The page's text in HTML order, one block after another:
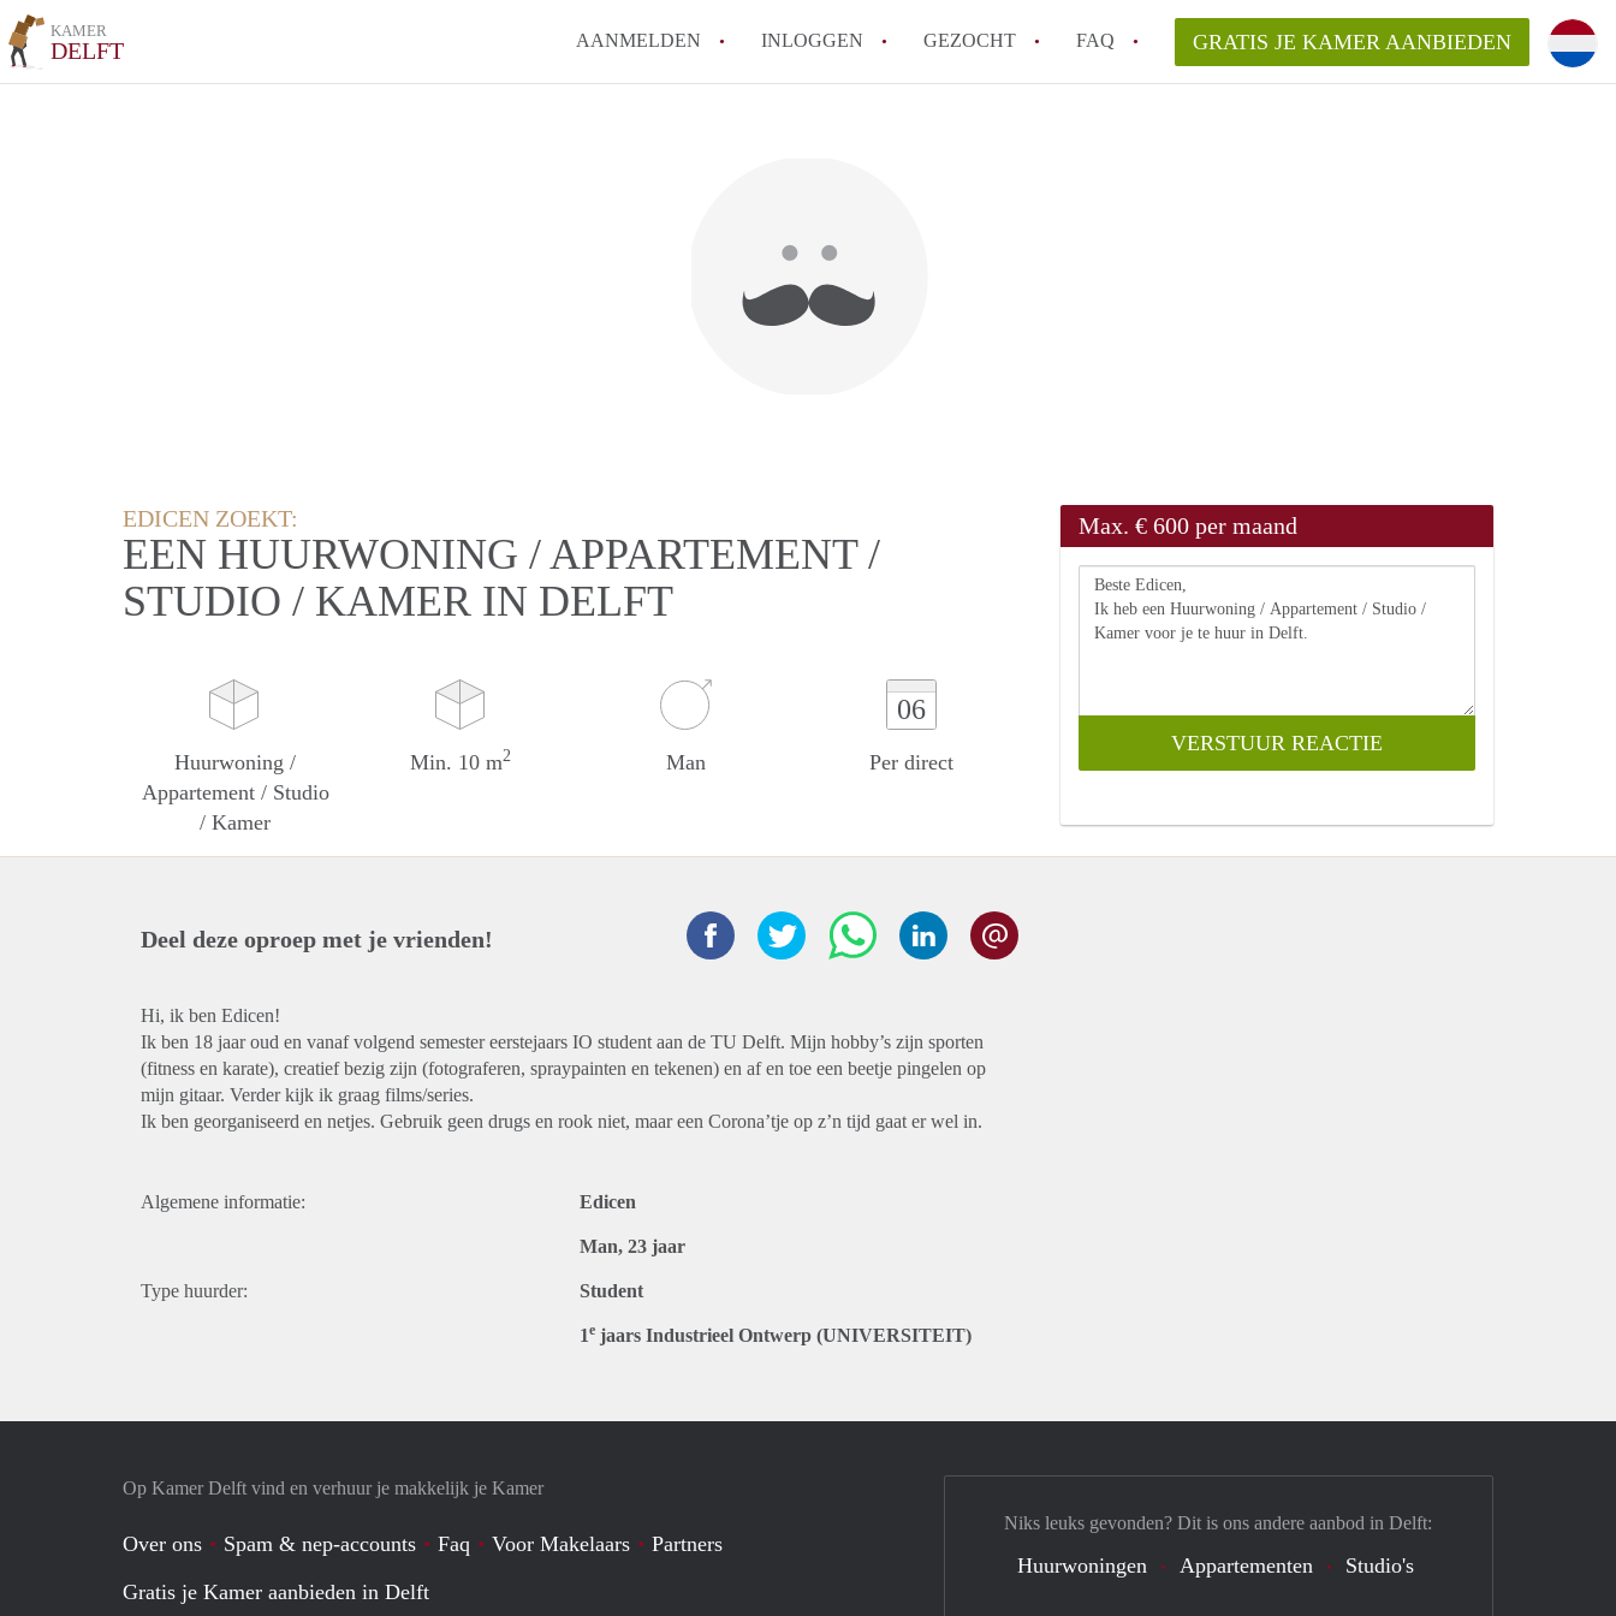
KAMER
DELFT AANMELDEN INLOGGEN GEZOCHT FAQ
Delft?
GRATIS JE KAMER AANBIEDEN
EDICEN ZOEKT:
EEN HUURWONING / APPARTEMENT /
STUDIO / KAMER IN DELFT
Huurwoning /
Appartement / Studio
/ Kamer
Min. 10 m2 Man
06
Per direct
Max. € 600 per maand
Deel deze oproep met je vrienden!
Hi, ik ben Edicen!
Ik ben 18 jaar oud en vanaf volgend semester eerstejaars IO student aan de TU Delft. Mijn hobby’s zijn sporten
(fitness en karate), creatief bezig zijn (fotograferen, spraypainten en tekenen) en af en toe een beetje pingelen op
mijn gitaar. Verder kijk ik graag films/series.
Ik ben georganiseerd en netjes. Gebruik geen drugs en rook niet, maar een Corona’tje op z’n tijd gaat er wel in.
Algemene informatie: Edicen
Man, 23 jaar
Type huurder: Student
1e jaars Industrieel Ontwerp (UNIVERSITEIT)
Op Kamer Delft vind en verhuur je makkelijk je Kamer
Over ons Spam & nep-accounts Faq Voor Makelaars
Partners
Gratis je Kamer aanbieden in Delft
Niks leuks gevonden? Dit is ons andere aanbod in Delft:
Huurwoningen Appartementen Studio's